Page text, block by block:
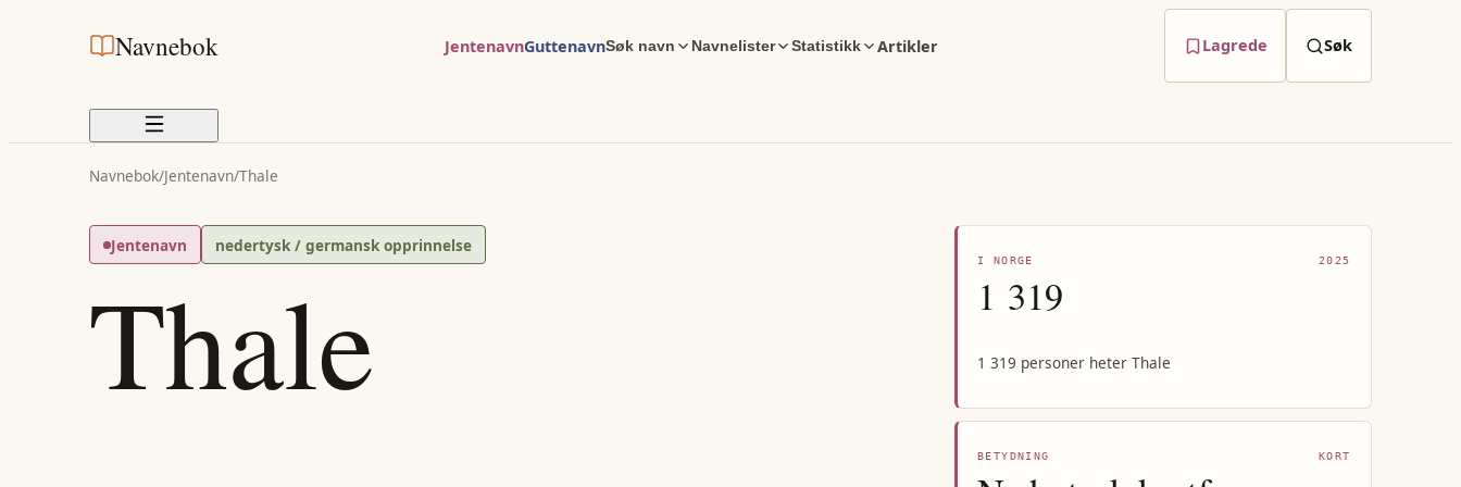
Navnebok JentenavnGuttenavnSøk navn Navnelister Statistikk Artikler Lagrede Søk
Navnebok/Jentenavn/Thale
Jentenavn nedertysk / germansk opprinnelse
Thale I NORGE 2025
1 319
1 319 personer heter Thale
BETYDNING KORT